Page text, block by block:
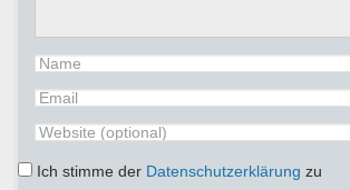
Ich stimme der Datenschutzerklärung zu